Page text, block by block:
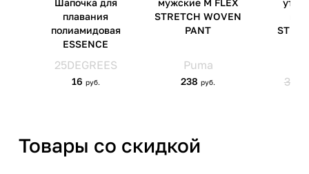
Гродненская обл.,
Гродненский р-н, а/г Гожа,
Товары со скидкой